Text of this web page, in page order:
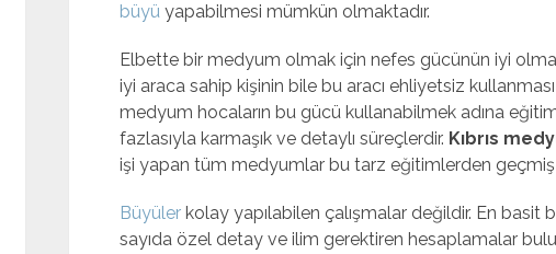
büyü yapabilmesi mümkün olmaktadır.
Elbette bir medyum olmak için nefes gücünün iyi
iyi araca sahip kişinin bile bu aracı ehliyetsiz
medyum hocaların bu gücü kullanabilmek adına
fazlasıyla karmaşık ve detaylı süreçlerdir. Kıbrıs
işi yapan tüm medyumlar bu tarz eğitimlerden geçmiş
Büyüler kolay yapılabilen çalışmalar değildir. En basit
sayıda özel detay ve ilim gerektiren hesaplamalar